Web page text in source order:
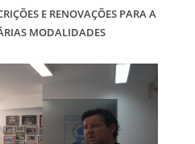
E RENOVAÇÕES PARA A
MODALIDADES